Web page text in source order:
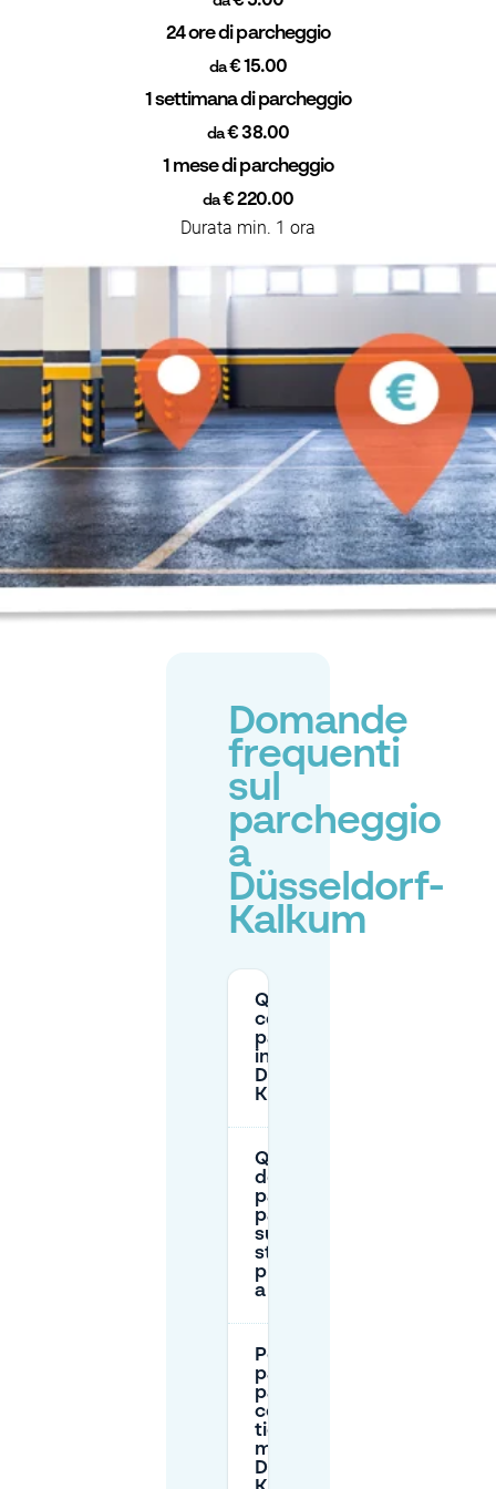
24 ore di parcheggio
da€ 15.00
1 settimana di parcheggio
da€ 38.00
1 mese di parcheggio
da€ 220.00
Durata min. 1 ora
Domande
frequenti
sul
parcheggio
a
Düsseldorf-
Kalkum
Quanto
costa il
parcheggio
in strada a
Düsseldorf-
Kalkum?
Quando
devo
pagare il
parcheggio
sulle
strade
pubbliche
a Kalkum?
Posso
pagare il
parcheggio
con un
ticket
mobile a
Düsseldorf-